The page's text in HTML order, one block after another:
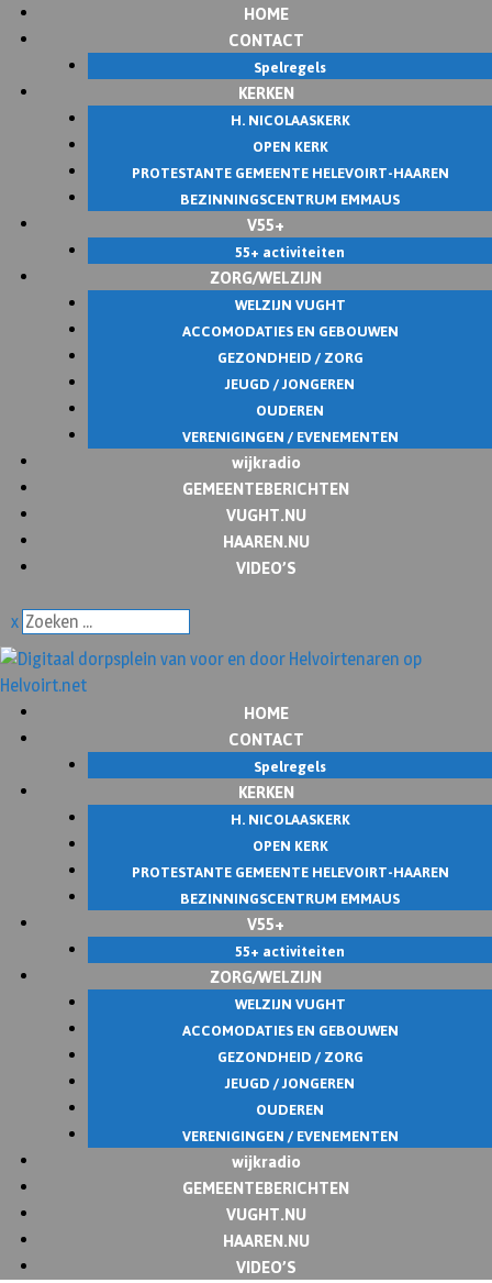
HOME
CONTACT
Spelregels
KERKEN
H. NICOLAASKERK
OPEN KERK
PROTESTANTE GEMEENTE HELEVOIRT-HAAREN
BEZINNINGSCENTRUM EMMAUS
V55+
55+ activiteiten
ZORG/WELZIJN
WELZIJN VUGHT
ACCOMODATIES EN GEBOUWEN
GEZONDHEID / ZORG
JEUGD / JONGEREN
OUDEREN
VERENIGINGEN / EVENEMENTEN
wijkradio
GEMEENTEBERICHTEN
VUGHT.NU
HAAREN.NU
VIDEO’S
x
HOME
CONTACT
Spelregels
KERKEN
H. NICOLAASKERK
OPEN KERK
PROTESTANTE GEMEENTE HELEVOIRT-HAAREN
BEZINNINGSCENTRUM EMMAUS
V55+
55+ activiteiten
ZORG/WELZIJN
WELZIJN VUGHT
ACCOMODATIES EN GEBOUWEN
GEZONDHEID / ZORG
JEUGD / JONGEREN
OUDEREN
VERENIGINGEN / EVENEMENTEN
wijkradio
GEMEENTEBERICHTEN
VUGHT.NU
HAAREN.NU
VIDEO’S